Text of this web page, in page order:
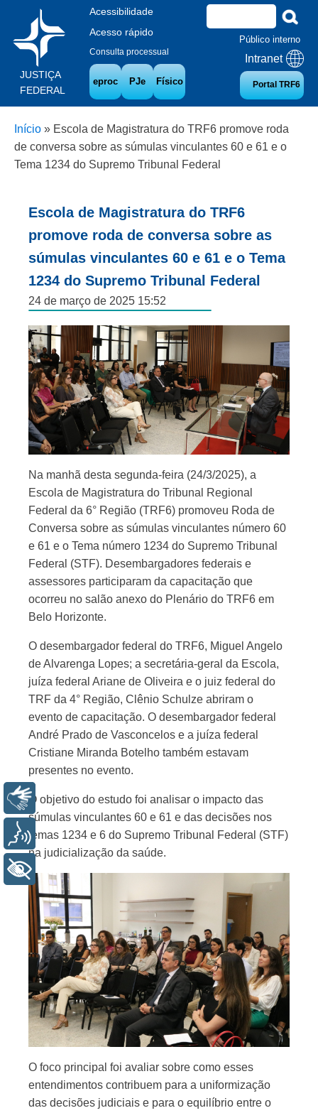
JUSTIÇA
FEDERAL
Acessibilidade
Acesso rápido
Consulta processual
eproc PJe Físico
Público interno
Intranet
Portal TRF6
Início » Escola de Magistratura do TRF6 promove roda
de conversa sobre as súmulas vinculantes 60 e 61 e o
Tema 1234 do Supremo Tribunal Federal
Escola de Magistratura do TRF6
promove roda de conversa sobre as
súmulas vinculantes 60 e 61 e o Tema
1234 do Supremo Tribunal Federal
24 de março de 2025 15:52
Na manhã desta segunda-feira (24/3/2025), a
Escola de Magistratura do Tribunal Regional
Federal da 6° Região (TRF6) promoveu Roda de
Conversa sobre as súmulas vinculantes número 60
e 61 e o Tema número 1234 do Supremo Tribunal
Federal (STF). Desembargadores federais e
assessores participaram da capacitação que
ocorreu no salão anexo do Plenário do TRF6 em
Belo Horizonte.
O desembargador federal do TRF6, Miguel Angelo
de Alvarenga Lopes; a secretária-geral da Escola,
juíza federal Ariane de Oliveira e o juiz federal do
TRF da 4° Região, Clênio Schulze abriram o
evento de capacitação. O desembargador federal
André Prado de Vasconcelos e a juíza federal
Cristiane Miranda Botelho também estavam
presentes no evento.
O objetivo do estudo foi analisar o impacto das
súmulas vinculantes 60 e 61 e das decisões nos
temas 1234 e 6 do Supremo Tribunal Federal (STF)
na judicialização da saúde.
O foco principal foi avaliar sobre como esses
entendimentos contribuem para a uniformização
das decisões judiciais e para o equilíbrio entre o
Libras
Voz